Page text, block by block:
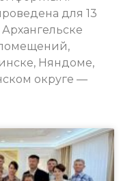
для 13
Няндоме,
округе —